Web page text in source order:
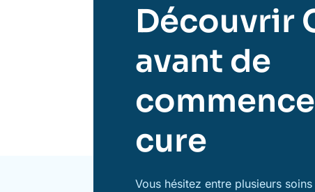
Découvrir
avant de
cure
Vous hésitez entre plusieurs